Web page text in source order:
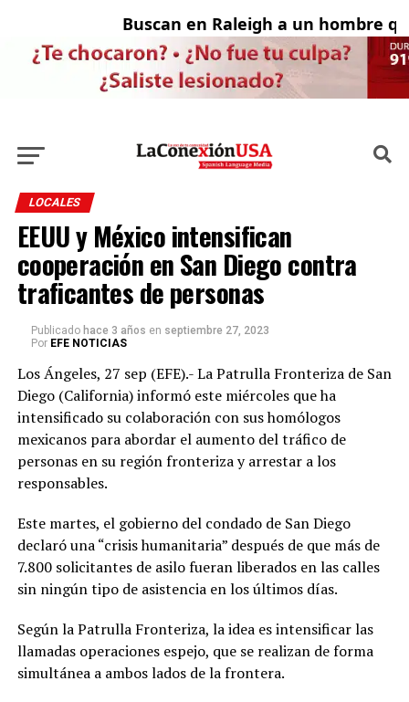
Buscan en Raleigh a un hombre
LOCALES
EEUU y México intensifican
cooperación en San Diego contra
traficantes de personas
Publicado hace 3 años en septiembre 27, 2023
Por EFE NOTICIAS
Los Ángeles, 27 sep (EFE).- La Patrulla Fronteriza de San
Diego (California) informó este miércoles que ha
intensificado su colaboración con sus homólogos
mexicanos para abordar el aumento del tráfico de
personas en su región fronteriza y arrestar a los
responsables.
Este martes, el gobierno del condado de San Diego
declaró una “crisis humanitaria” después de que más de
7.800 solicitantes de asilo fueran liberados en las calles
sin ningún tipo de asistencia en los últimos días.
Según la Patrulla Fronteriza, la idea es intensificar las
llamadas operaciones espejo, que se realizan de forma
simultánea a ambos lados de la frontera.